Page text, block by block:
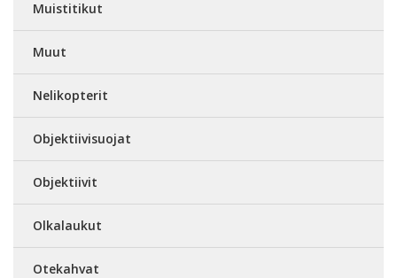
Muistitikut
Muut
Nelikopterit
Objektiivisuojat
Objektiivit
Olkalaukut
Otekahvat